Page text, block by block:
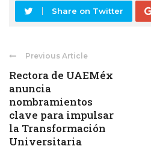
Share on Twitter
Previous Article
Rectora de UAEMéx
anuncia
nombramientos
clave para impulsar
la Transformación
Universitaria